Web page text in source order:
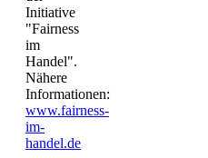
Initiative
"Fairness
im
Handel".
Nähere
Informationen:
www.fairness-
im-
handel.de